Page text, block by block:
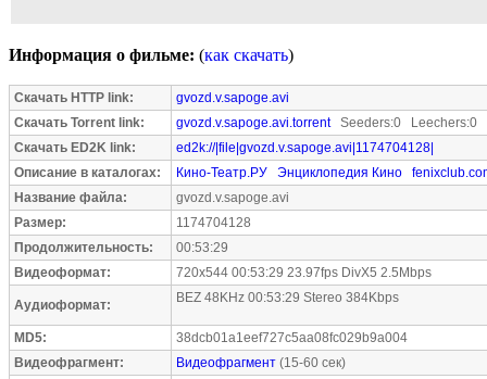
Информация о фильме: (как скачать)
Скачать HTTP link:
gvozd.v.sapoge.avi
Скачать Torrent link:
gvozd.v.sapoge.avi.torrentSeeders:0 Leechers:0
Скачать ED2K link:
ed2k://|file|gvozd.v.sapoge.avi|1174704128|
Описание в каталогах:
Кино-Театр.РУ Энциклопедия Кино
Название файла:
gvozd.v.sapoge.avi
Размер:
1174704128
Продолжительность:
00:53:29
Видеоформат:
720x544 00:53:29 23.97fps DivX5 2.5Mbps
Аудиоформат: BEZ 48KHz 00:53:29 Stereo 384Kbps
MD5:
38dcb01a1eef727c5aa08fc029b9a004
Видеофрагмент:
Видеофрагмент (15-60 сек)